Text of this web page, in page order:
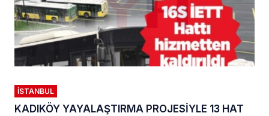
İSTANBUL
KADIKÖY YAYALAŞTIRMA PROJESİYLE 13 HAT